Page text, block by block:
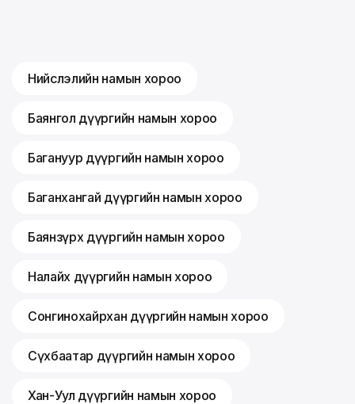
Нийслэлийн намын хороо
Баянгол дүүргийн намын хороо
Багануур дүүргийн намын хороо
Баганхангай дүүргийн намын хороо
Баянзүрх дүүргийн намын хороо
Налайх дүүргийн намын хороо
Сонгинохайрхан дүүргийн намын хороо
Сүхбаатар дүүргийн намын хороо
Хан-Уул дүүргийн намын хороо